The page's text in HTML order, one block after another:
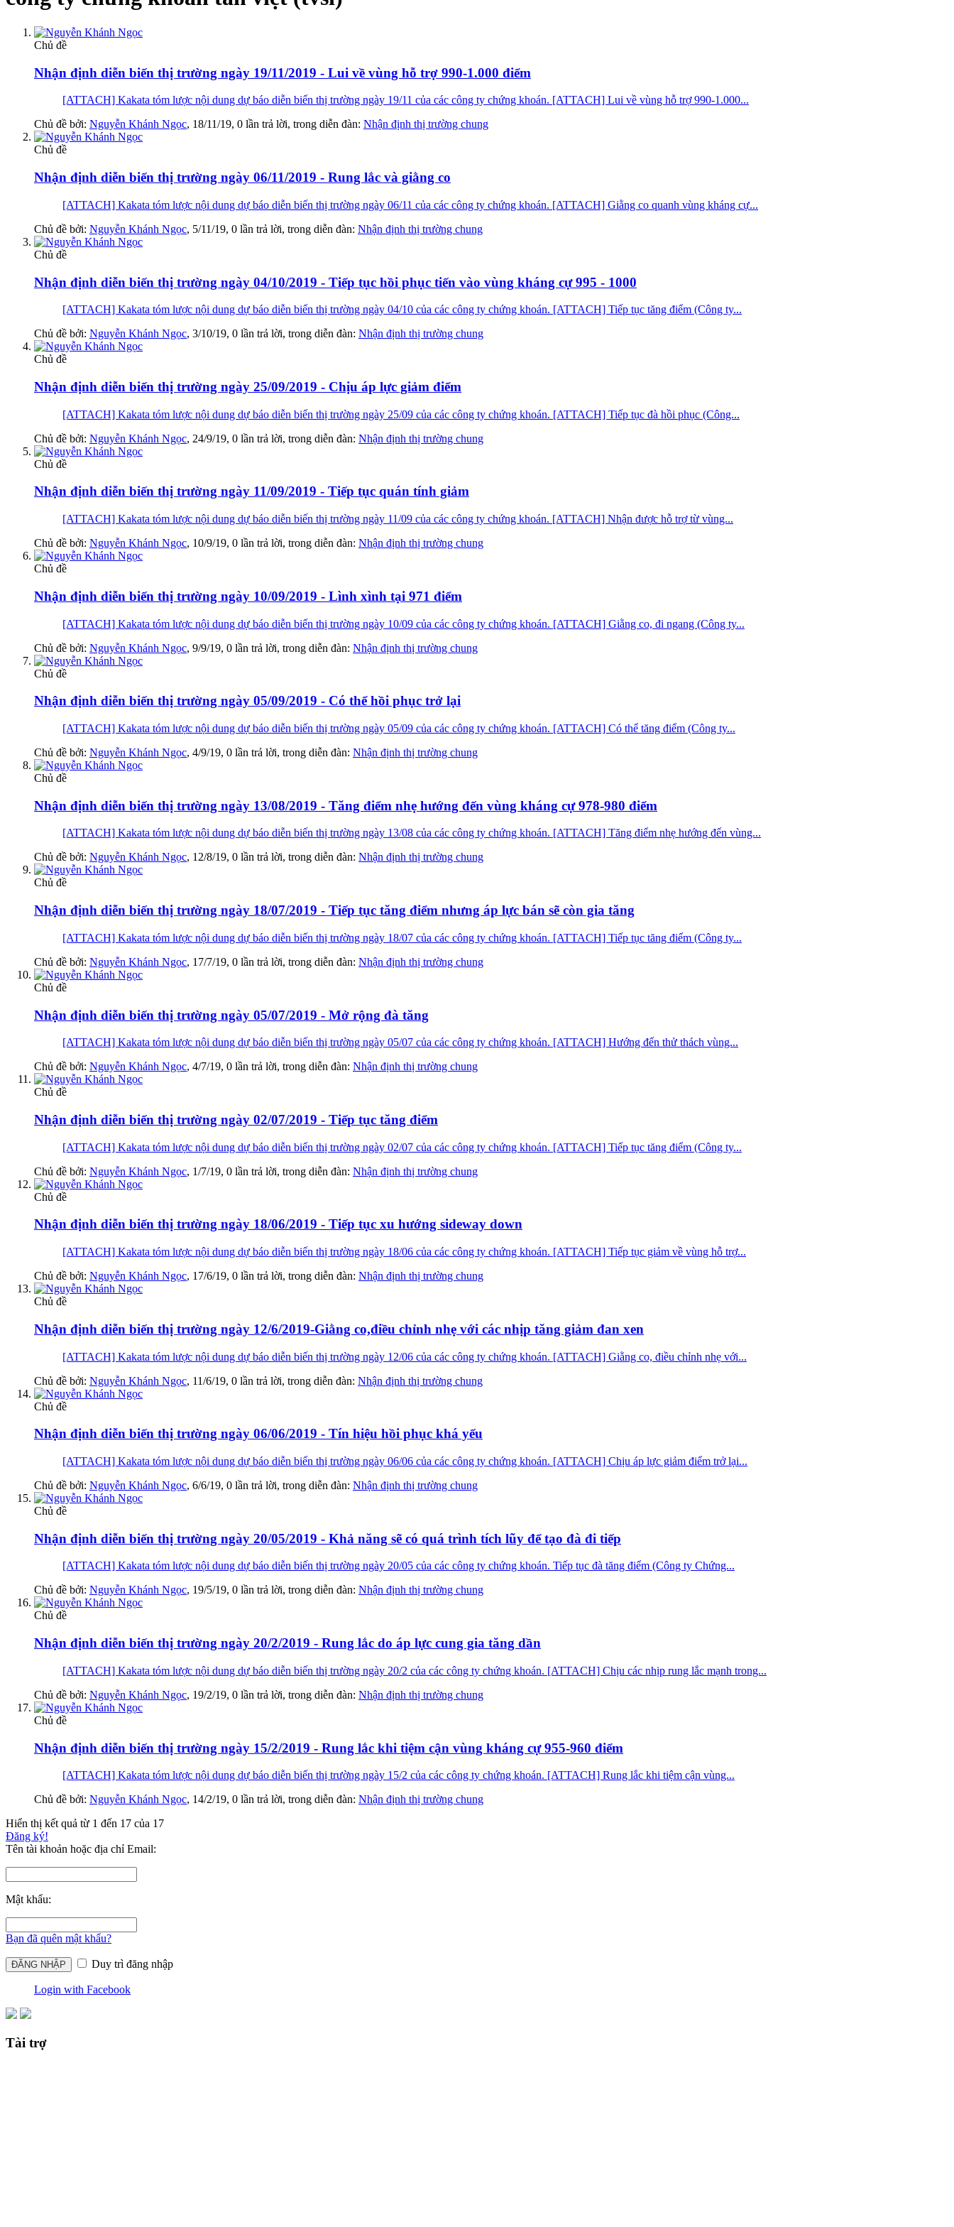
Chủ đề
Nhận định diễn biến thị trường ngày 19/11/2019 - Lui về vùng hỗ trợ 990-1.000 điểm
[ATTACH] Kakata tóm lược nội dung dự báo diễn biến thị trường ngày 19/11 của các công ty chứng khoán. [ATTACH] Lui về vùng hỗ trợ 990-1.000...
Chủ đề bởi: Nguyễn Khánh Ngọc, 18/11/19, 0 lần trả lời, trong diễn đàn: Nhận định thị trường chung
Chủ đề
Nhận định diễn biến thị trường ngày 06/11/2019 - Rung lắc và giằng co
[ATTACH] Kakata tóm lược nội dung dự báo diễn biến thị trường ngày 06/11 của các công ty chứng khoán. [ATTACH] Giằng co quanh vùng kháng cự...
Chủ đề bởi: Nguyễn Khánh Ngọc, 5/11/19, 0 lần trả lời, trong diễn đàn: Nhận định thị trường chung
Chủ đề
Nhận định diễn biến thị trường ngày 04/10/2019 - Tiếp tục hồi phục tiến vào vùng kháng cự 995 - 1000
[ATTACH] Kakata tóm lược nội dung dự báo diễn biến thị trường ngày 04/10 của các công ty chứng khoán. [ATTACH] Tiếp tục tăng điểm (Công ty...
Chủ đề bởi: Nguyễn Khánh Ngọc, 3/10/19, 0 lần trả lời, trong diễn đàn: Nhận định thị trường chung
Chủ đề
Nhận định diễn biến thị trường ngày 25/09/2019 - Chịu áp lực giảm điểm
[ATTACH] Kakata tóm lược nội dung dự báo diễn biến thị trường ngày 25/09 của các công ty chứng khoán. [ATTACH] Tiếp tục đà hồi phục (Công...
Chủ đề bởi: Nguyễn Khánh Ngọc, 24/9/19, 0 lần trả lời, trong diễn đàn: Nhận định thị trường chung
Chủ đề
Nhận định diễn biến thị trường ngày 11/09/2019 - Tiếp tục quán tính giảm
[ATTACH] Kakata tóm lược nội dung dự báo diễn biến thị trường ngày 11/09 của các công ty chứng khoán. [ATTACH] Nhận được hỗ trợ từ vùng...
Chủ đề bởi: Nguyễn Khánh Ngọc, 10/9/19, 0 lần trả lời, trong diễn đàn: Nhận định thị trường chung
Chủ đề
Nhận định diễn biến thị trường ngày 10/09/2019 - Lình xình tại 971 điểm
[ATTACH] Kakata tóm lược nội dung dự báo diễn biến thị trường ngày 10/09 của các công ty chứng khoán. [ATTACH] Giằng co, đi ngang (Công ty...
Chủ đề bởi: Nguyễn Khánh Ngọc, 9/9/19, 0 lần trả lời, trong diễn đàn: Nhận định thị trường chung
Chủ đề
Nhận định diễn biến thị trường ngày 05/09/2019 - Có thể hồi phục trở lại
[ATTACH] Kakata tóm lược nội dung dự báo diễn biến thị trường ngày 05/09 của các công ty chứng khoán. [ATTACH] Có thể tăng điểm (Công ty...
Chủ đề bởi: Nguyễn Khánh Ngọc, 4/9/19, 0 lần trả lời, trong diễn đàn: Nhận định thị trường chung
Chủ đề
Nhận định diễn biến thị trường ngày 13/08/2019 - Tăng điểm nhẹ hướng đến vùng kháng cự 978-980 điểm
[ATTACH] Kakata tóm lược nội dung dự báo diễn biến thị trường ngày 13/08 của các công ty chứng khoán. [ATTACH] Tăng điểm nhẹ hướng đến vùng...
Chủ đề bởi: Nguyễn Khánh Ngọc, 12/8/19, 0 lần trả lời, trong diễn đàn: Nhận định thị trường chung
Chủ đề
Nhận định diễn biến thị trường ngày 18/07/2019 - Tiếp tục tăng điểm nhưng áp lực bán sẽ còn gia tăng
[ATTACH] Kakata tóm lược nội dung dự báo diễn biến thị trường ngày 18/07 của các công ty chứng khoán. [ATTACH] Tiếp tục tăng điểm (Công ty...
Chủ đề bởi: Nguyễn Khánh Ngọc, 17/7/19, 0 lần trả lời, trong diễn đàn: Nhận định thị trường chung
Chủ đề
Nhận định diễn biến thị trường ngày 05/07/2019 - Mở rộng đà tăng
[ATTACH] Kakata tóm lược nội dung dự báo diễn biến thị trường ngày 05/07 của các công ty chứng khoán. [ATTACH] Hướng đến thử thách vùng...
Chủ đề bởi: Nguyễn Khánh Ngọc, 4/7/19, 0 lần trả lời, trong diễn đàn: Nhận định thị trường chung
Chủ đề
Nhận định diễn biến thị trường ngày 02/07/2019 - Tiếp tục tăng điểm
[ATTACH] Kakata tóm lược nội dung dự báo diễn biến thị trường ngày 02/07 của các công ty chứng khoán. [ATTACH] Tiếp tục tăng điểm (Công ty...
Chủ đề bởi: Nguyễn Khánh Ngọc, 1/7/19, 0 lần trả lời, trong diễn đàn: Nhận định thị trường chung
Chủ đề
Nhận định diễn biến thị trường ngày 18/06/2019 - Tiếp tục xu hướng sideway down
[ATTACH] Kakata tóm lược nội dung dự báo diễn biến thị trường ngày 18/06 của các công ty chứng khoán. [ATTACH] Tiếp tục giảm về vùng hỗ trợ...
Chủ đề bởi: Nguyễn Khánh Ngọc, 17/6/19, 0 lần trả lời, trong diễn đàn: Nhận định thị trường chung
Chủ đề
Nhận định diễn biến thị trường ngày 12/6/2019-Giằng co,điều chỉnh nhẹ với các nhịp tăng giảm đan xen
[ATTACH] Kakata tóm lược nội dung dự báo diễn biến thị trường ngày 12/06 của các công ty chứng khoán. [ATTACH] Giằng co, điều chỉnh nhẹ với...
Chủ đề bởi: Nguyễn Khánh Ngọc, 11/6/19, 0 lần trả lời, trong diễn đàn: Nhận định thị trường chung
Chủ đề
Nhận định diễn biến thị trường ngày 06/06/2019 - Tín hiệu hồi phục khá yếu
[ATTACH] Kakata tóm lược nội dung dự báo diễn biến thị trường ngày 06/06 của các công ty chứng khoán. [ATTACH] Chịu áp lực giảm điểm trở lại...
Chủ đề bởi: Nguyễn Khánh Ngọc, 6/6/19, 0 lần trả lời, trong diễn đàn: Nhận định thị trường chung
Chủ đề
Nhận định diễn biến thị trường ngày 20/05/2019 - Khả năng sẽ có quá trình tích lũy để tạo đà đi tiếp
[ATTACH] Kakata tóm lược nội dung dự báo diễn biến thị trường ngày 20/05 của các công ty chứng khoán. Tiếp tục đà tăng điểm (Công ty Chứng...
Chủ đề bởi: Nguyễn Khánh Ngọc, 19/5/19, 0 lần trả lời, trong diễn đàn: Nhận định thị trường chung
Chủ đề
Nhận định diễn biến thị trường ngày 20/2/2019 - Rung lắc do áp lực cung gia tăng dần
[ATTACH] Kakata tóm lược nội dung dự báo diễn biến thị trường ngày 20/2 của các công ty chứng khoán. [ATTACH] Chịu các nhịp rung lắc mạnh trong...
Chủ đề bởi: Nguyễn Khánh Ngọc, 19/2/19, 0 lần trả lời, trong diễn đàn: Nhận định thị trường chung
Chủ đề
Nhận định diễn biến thị trường ngày 15/2/2019 - Rung lắc khi tiệm cận vùng kháng cự 955-960 điểm
[ATTACH] Kakata tóm lược nội dung dự báo diễn biến thị trường ngày 15/2 của các công ty chứng khoán. [ATTACH] Rung lắc khi tiệm cận vùng...
Chủ đề bởi: Nguyễn Khánh Ngọc, 14/2/19, 0 lần trả lời, trong diễn đàn: Nhận định thị trường chung
Hiển thị kết quả từ 1 đến 17 của 17
Đăng ký!
Tên tài khoản hoặc địa chỉ Email:
Mật khẩu:
Bạn đã quên mật khẩu?
Duy trì đăng nhập
Login with Facebook
Tài trợ